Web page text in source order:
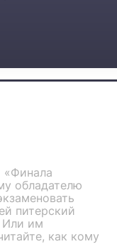
«Финала
обладателю
питерский
Или им
как кому